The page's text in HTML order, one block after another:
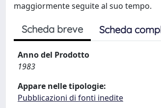
maggiormente seguite al suo tempo.
Scheda breve Scheda
Anno del Prodotto
1983
Appare nelle tipologie:
Pubblicazioni di fonti inedite